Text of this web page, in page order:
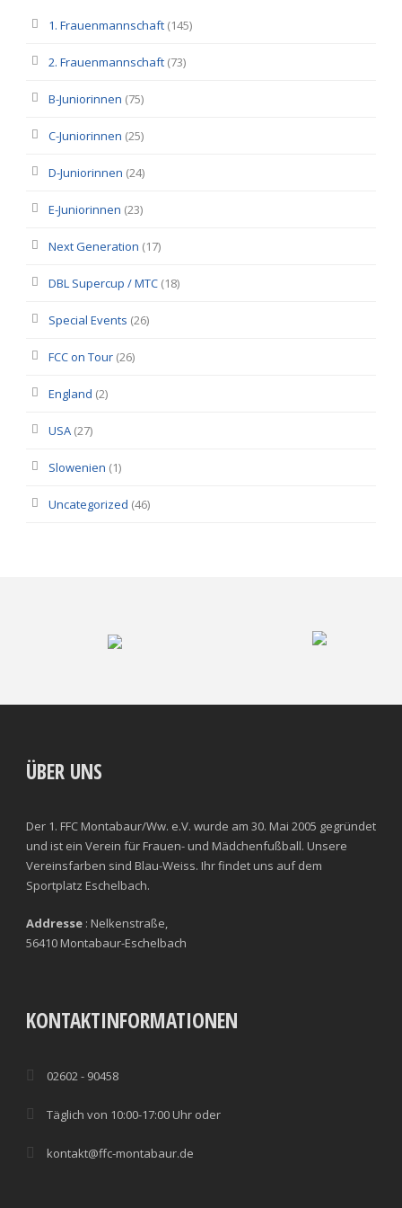
1. Frauenmannschaft (145)
2. Frauenmannschaft (73)
B-Juniorinnen (75)
C-Juniorinnen (25)
D-Juniorinnen (24)
E-Juniorinnen (23)
Next Generation (17)
DBL Supercup / MTC (18)
Special Events (26)
FCC on Tour (26)
England (2)
USA (27)
Slowenien (1)
Uncategorized (46)
ÜBER UNS
Der 1. FFC Montabaur/Ww. e.V. wurde am 30. Mai 2005 gegründet
und ist ein Verein für Frauen- und Mädchenfußball. Unsere
Vereinsfarben sind Blau-Weiss. Ihr findet uns auf dem
Sportplatz Eschelbach.
Addresse : Nelkenstraße,
56410 Montabaur-Eschelbach
KONTAKTINFORMATIONEN
02602 - 90458
Täglich von 10:00-17:00 Uhr oder
kontakt@ffc-montabaur.de